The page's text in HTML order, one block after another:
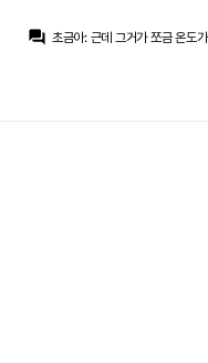
question_answer 초금아: 근데 그거가 쪼금 온도가다른게 다른분들도 말
공격진 아무리 좋아도 미들에서 배급해